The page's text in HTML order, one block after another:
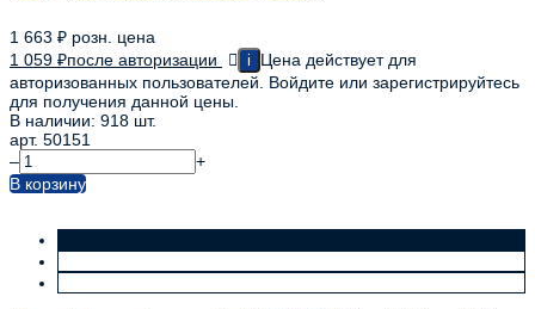
1 663 ₽ розн. цена
1 059 ₽после авторизации i
Цена действует для
авторизованных пользователей. Войдите или зарегистрируйтесь
для получения данной цены.
В наличии: 918 шт.
арт. 50151
–
+
В корзину